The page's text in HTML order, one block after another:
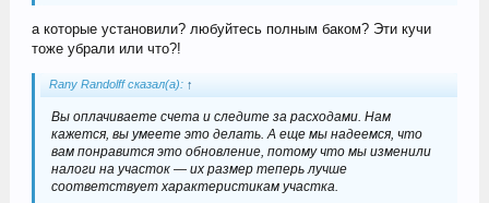
а которые установили? любуйтесь полным баком? Эти кучи
тоже убрали или что?!
Rany Randolff сказал(а): ↑
Вы оплачиваете счета и следите за расходами. Нам
кажется, вы умеете это делать. А еще мы надеемся, что
вам понравится это обновление, потому что мы изменили
налоги на участок — их размер теперь лучше
соответствует характеристикам участка.